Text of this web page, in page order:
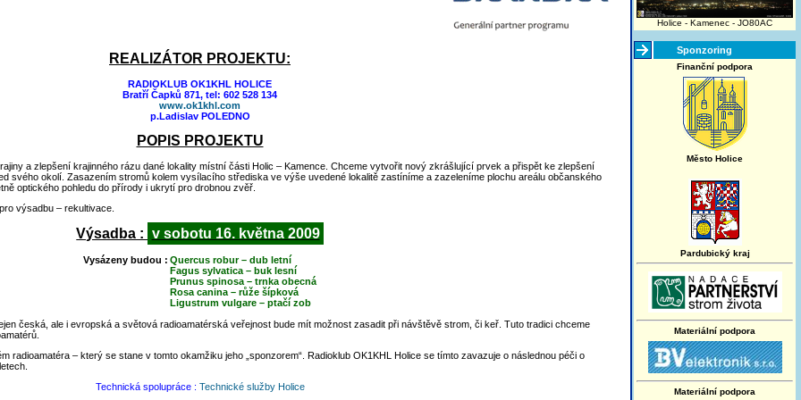
REALIZÁTOR PROJEKTU:
RADIOKLUB OK1KHL HOLICE
Bratří Čapků 871, tel: 602 528 134
www.ok1khl.com
p.Ladislav POLEDNO
POPIS PROJEKTU
a zlepšení krajinného rázu dané lokality místní části Holic – Kamence. Chceme vytvořit nový zkrášlující prvek a přispět ke zlepšení
svého okolí. Zasazením stromů kolem vysílacího střediska ve výše uvedené lokalitě zastíníme a zazeleníme plochu areálu občanského
optického pohledu do přírody i ukrytí pro drobnou zvěř.
výsadbu – rekultivace.
Výsadba : v sobotu 16. května 2009
Vysázeny budou : Quercus robur – dub letní
Fagus sylvatica – buk lesní
Prunus spinosa – trnka obecná
Rosa canina – růže šípková
Ligustrum vulgare – ptačí zob
česká, ale i evropská a světová radioamatérská veřejnost bude mít možnost zasadit při návštěvě strom, či keř. Tuto tradici chceme
radioamatéra – který se stane v tomto okamžiku jeho „sponzorem“. Radioklub OK1KHL Holice se tímto zavazuje o následnou péči o
Technická spolupráce : Technické služby Holice
Holice - Kamenec - JO80AC
Sponzoring
Finanční podpora
Město Holice
Pardubický kraj
Materiální podpora
Materiální podpora